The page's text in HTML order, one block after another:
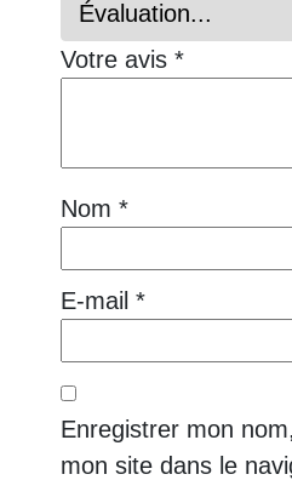
Votre avis *
Nom *
E-mail *
Enregistrer mon
mon site dans le